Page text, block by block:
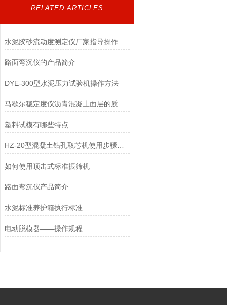
RELATED ARTICLES
水泥胶砂流动度测定仪厂家指导操作
路面弯沉仪的产品简介
DYE-300型水泥压力试验机操作方法
马歇尔稳定度仪沥青混凝土面层的质量要点
塑料试模有哪些特点
如何使用顶击式标准振筛机
路面弯沉仪产品简介
水泥标准养护箱执行标准
电动脱模器——操作规程